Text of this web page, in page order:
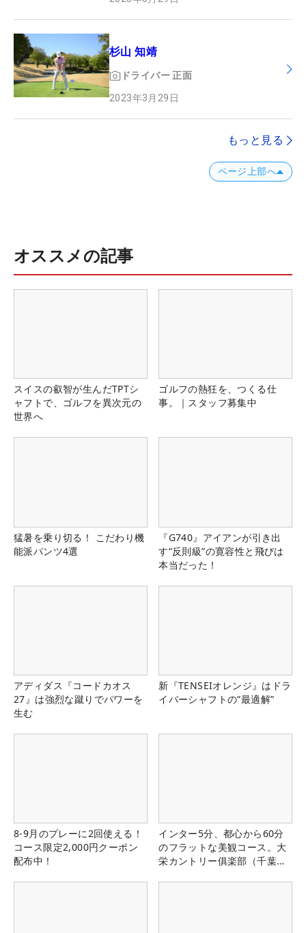
杉山 知靖
ドライバー 正面
2023年3月29日
もっと見る
ページ上部へ
オススメの記事
スイスの叡智が生んだTPTシ
ャフトで、ゴルフを異次元の
世界へ
ゴルフの熱狂を、つくる仕
事。｜スタッフ募集中
猛暑を乗り切る！ こだわり機
能派パンツ4選
『G740』アイアンが引き出
す“反則級”の寛容性と飛びは
本当だった！
アディダス『コードカオス
27』は強烈な蹴りでパワーを
生む
新『TENSEIオレンジ』はドラ
イバーシャフトの“最適解”
8-9月のプレーに2回使える！
コース限定2,000円クーポン
配布中！
インター5分、都心から60分
のフラットな美観コース。大
栄カントリー俱楽部（千葉